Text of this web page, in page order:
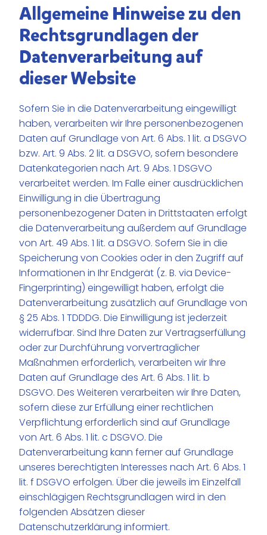
Allgemeine Hinweise zu den
Rechtsgrundlagen der
Datenverarbeitung auf
dieser Website
Sofern Sie in die Datenverarbeitung eingewilligt
haben, verarbeiten wir Ihre personenbezogenen
Daten auf Grundlage von Art. 6 Abs. 1 lit. a DSGVO
bzw. Art. 9 Abs. 2 lit. a DSGVO, sofern besondere
Datenkategorien nach Art. 9 Abs. 1 DSGVO
verarbeitet werden. Im Falle einer ausdrücklichen
Einwilligung in die Übertragung
personenbezogener Daten in Drittstaaten erfolgt
die Datenverarbeitung außerdem auf Grundlage
von Art. 49 Abs. 1 lit. a DSGVO. Sofern Sie in die
Speicherung von Cookies oder in den Zugriff auf
Informationen in Ihr Endgerät (z. B. via Device-
Fingerprinting) eingewilligt haben, erfolgt die
Datenverarbeitung zusätzlich auf Grundlage von
§ 25 Abs. 1 TDDDG. Die Einwilligung ist jederzeit
widerrufbar. Sind Ihre Daten zur Vertragserfüllung
oder zur Durchführung vorvertraglicher
Maßnahmen erforderlich, verarbeiten wir Ihre
Daten auf Grundlage des Art. 6 Abs. 1 lit. b
DSGVO. Des Weiteren verarbeiten wir Ihre Daten,
sofern diese zur Erfüllung einer rechtlichen
Verpflichtung erforderlich sind auf Grundlage
von Art. 6 Abs. 1 lit. c DSGVO. Die
Datenverarbeitung kann ferner auf Grundlage
unseres berechtigten Interesses nach Art. 6 Abs. 1
lit. f DSGVO erfolgen. Über die jeweils im Einzelfall
einschlägigen Rechtsgrundlagen wird in den
folgenden Absätzen dieser
Datenschutzerklärung informiert.